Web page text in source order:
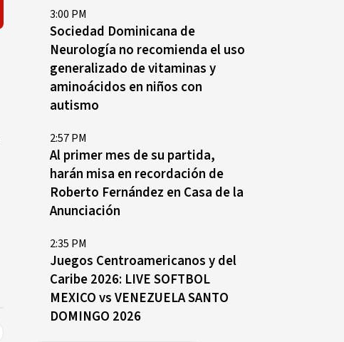
3:00 PM
Sociedad Dominicana de
Neurología no recomienda el uso
generalizado de vitaminas y
aminoácidos en niños con
autismo
2:57 PM
Al primer mes de su partida,
harán misa en recordación de
Roberto Fernández en Casa de la
Anunciación
2:35 PM
Juegos Centroamericanos y del
Caribe 2026: LIVE SOFTBOL
MEXICO vs VENEZUELA SANTO
DOMINGO 2026